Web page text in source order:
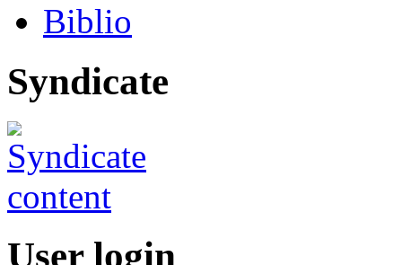
Biblio
Syndicate
User login